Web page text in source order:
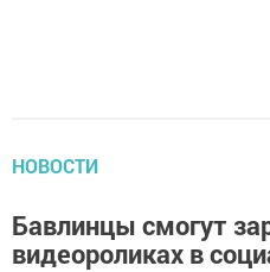
НОВОСТИ
Бавлинцы смогут
видеороликах в